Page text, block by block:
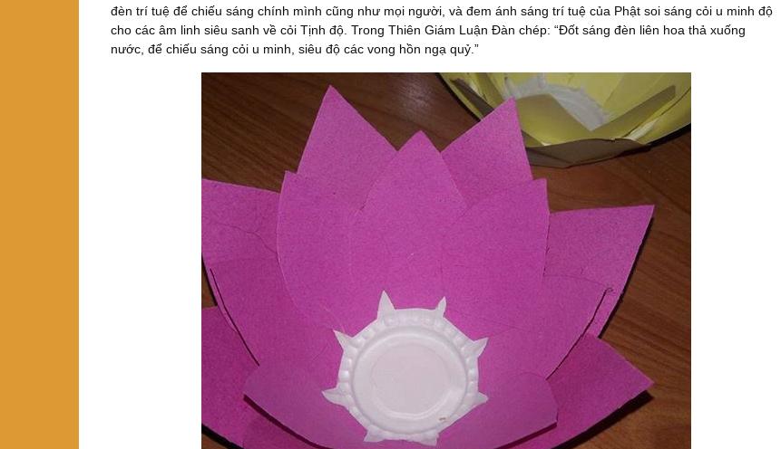
đèn trí tuệ để chiếu sáng chính mình cũng như mọi người, và đem ánh sáng trí tuệ của Phật soi sáng cỏi u minh độ
cho các âm linh siêu sanh về cỏi Tịnh độ. Trong Thiên Giám Luận Đàn chép: “Đốt sáng đèn liên hoa thả xuống
nước, để chiếu sáng cỏi u minh, siêu độ các vong hồn ngạ quỷ.”